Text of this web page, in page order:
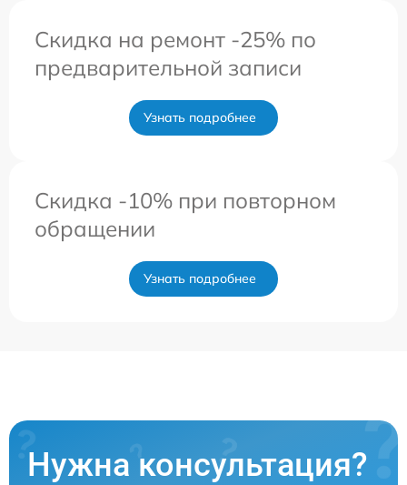
Скидка на ремонт -25% по
предварительной записи
Узнать подробнее
Скидка -10% при повторном
обращении
Узнать подробнее
Нужна консультация?